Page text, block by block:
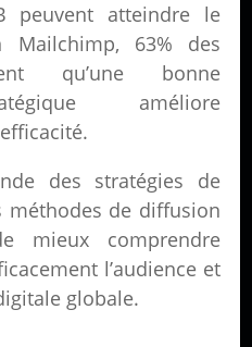
peuvent atteindre le
Mailchimp, 63% des
qu’une bonne
améliore
des stratégies de
méthodes de diffusion
mieux comprendre
l’audience et
globale.